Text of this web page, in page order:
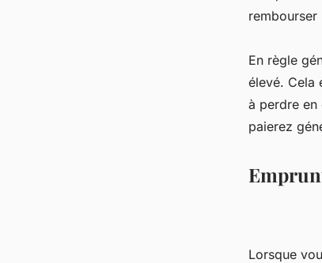
En règle
élevé. Cela
à perdre en
paierez
Lorsque